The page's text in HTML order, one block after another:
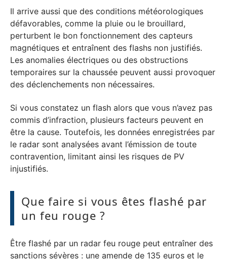
Il arrive aussi que des conditions météorologiques
défavorables, comme la pluie ou le brouillard,
perturbent le bon fonctionnement des capteurs
magnétiques et entraînent des flashs non justifiés.
Les anomalies électriques ou des obstructions
temporaires sur la chaussée peuvent aussi provoquer
des déclenchements non nécessaires.
Si vous constatez un flash alors que vous n’avez pas
commis d’infraction, plusieurs facteurs peuvent en
être la cause. Toutefois, les données enregistrées par
le radar sont analysées avant l’émission de toute
contravention, limitant ainsi les risques de PV
injustifiés.
Que faire si vous êtes flashé par
un feu rouge ?
Être flashé par un radar feu rouge peut entraîner des
sanctions sévères : une amende de 135 euros et le